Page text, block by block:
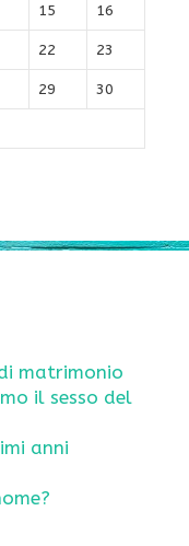
15 16
22 23
29 30
matrimonio
il sesso del
anni